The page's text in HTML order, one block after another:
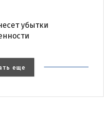
убытки
еще